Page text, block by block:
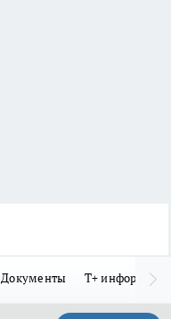
Документы Т+